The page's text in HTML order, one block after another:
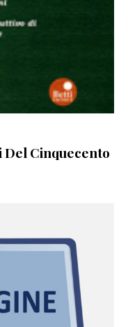
Del Cinquecento